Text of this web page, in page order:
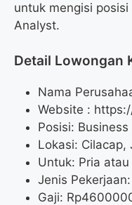
untuk mengisi
Analyst.
Detail Lowongan
Nama
Website :
Posisi:
Lokasi: Cilacap,
Untuk: Pria atau
Jenis
Gaji: Rp